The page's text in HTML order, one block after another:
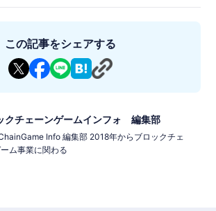
来のリアル志向のサッカーシミュレーションとは異な
して扱われ、プレイヤー同士で売買・取引できる仕組みが
れています。
この記事をシェアする
クチェーンゲームインフォ 編集部
Info 編集部 2018年からブロックチェ
ム事業に関わる